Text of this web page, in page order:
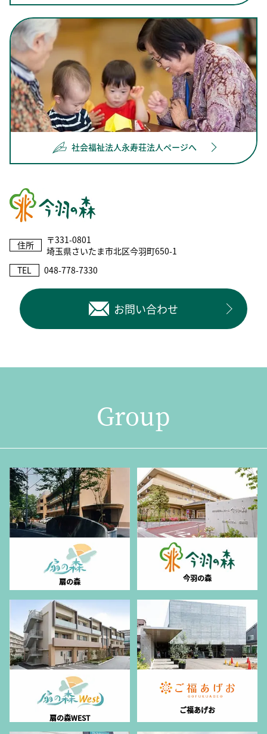
社会福祉法人永寿荘法人ページへ
住所
〒331-0801
埼玉県さいたま市北区今羽町650-1
TEL
048-778-7330
お問い合わせ
Group
扇の森 今羽の森
扇の森WEST
ご福あげお